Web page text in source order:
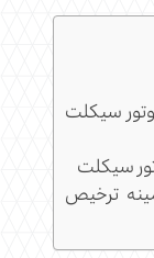
سیکلت
سیکلت
ترخیص